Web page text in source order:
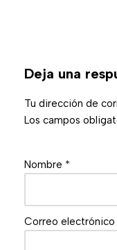
Deja una
Tu dirección de
Los campos
Nombre *
Correo electrónico